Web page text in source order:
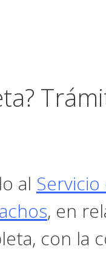
al Servicio
, en
con la